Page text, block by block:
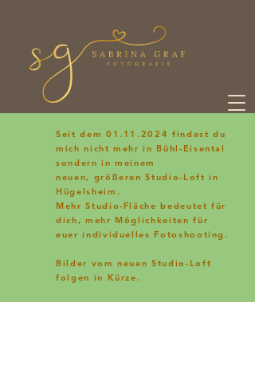
Seit dem 01.11.2024 findest du
mich nicht mehr in Bühl-Eisental
sondern in meinem
neuen, größeren Studio-Loft in
Hügelsheim.
Mehr Studio-Fläche bedeutet für
dich, mehr Möglichkeiten für
euer individuelles Fotoshooting.
Bilder vom neuen Studio-Loft
folgen in Kürze.